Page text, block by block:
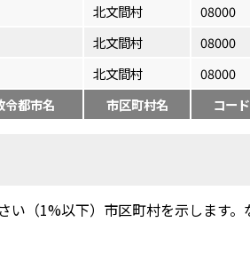
北文間村 08000
北文間村 08000
北文間村 08000
令都市名 市区町村名 コード
い（1%以下）市区町村を示します。